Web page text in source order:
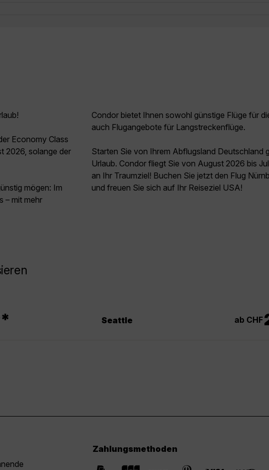
Economy Class
2026, solange der
mögen: Im
– mit mehr
Condor bietet Ihnen sowohl günstige Flüge für
auch Flugangebote für Langstreckenflüge.
Starten Sie von Ihrem Abflugsland Deutschland
Urlaub. Condor fliegt Sie von August 2026 bis
an Ihr Traumziel! Buchen Sie jetzt den Flug
und freuen Sie sich auf Ihr Reiseziel USA!
* Seattle ab CHF
Zahlungsmethoden